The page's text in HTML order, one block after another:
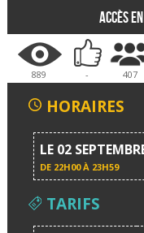
Accès
889 - 407
HORAIRES
LE 02
DE 22H00 À 23H59
TARIFS